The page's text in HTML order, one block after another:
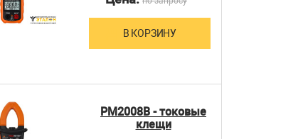
В КОРЗИНУ
PM2008B - токовые
клещи